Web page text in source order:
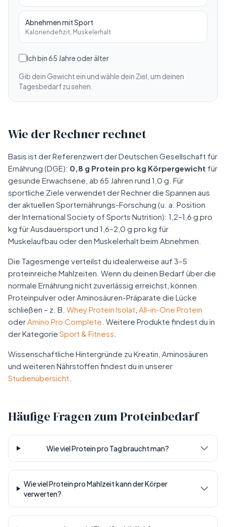
Abnehmen mit Sport
Kaloriendefizit, Muskelerhalt
Ich bin 65 Jahre oder älter
Gib dein Gewicht ein und wähle dein Ziel, um deinen
Tagesbedarf zu sehen.
Wie der Rechner rechnet
Basis ist der Referenzwert der Deutschen Gesellschaft für
Ernährung (DGE): 0,8 g Protein pro kg Körpergewicht für
gesunde Erwachsene, ab 65 Jahren rund 1,0 g. Für
sportliche Ziele verwendet der Rechner die Spannen aus
der aktuellen Sporternährungs-Forschung (u. a. Position
der International Society of Sports Nutrition): 1,2–1,6 g pro
kg für Ausdauersport und 1,6–2,0 g pro kg für
Muskelaufbau oder den Muskelerhalt beim Abnehmen.
Die Tagesmenge verteilst du idealerweise auf 3–5
proteinreiche Mahlzeiten. Wenn du deinen Bedarf über die
normale Ernährung nicht zuverlässig erreichst, können
Proteinpulver oder Aminosäuren-Präparate die Lücke
schließen – z. B. Whey Protein Isolat All-in-One Protein
oderAmino Pro Complete . Weitere Produkte findest du in
der Kategorie Sport & Fitness
Wissenschaftliche Hintergründe zu Kreatin, Aminosäuren
und weiteren Nährstoffen findest du in unserer
Studienübersicht
Häufige Fragen zum Proteinbedarf
Wie viel Protein pro Tag braucht man?
Wie viel Protein pro Mahlzeit kann der Körper
verwerten?